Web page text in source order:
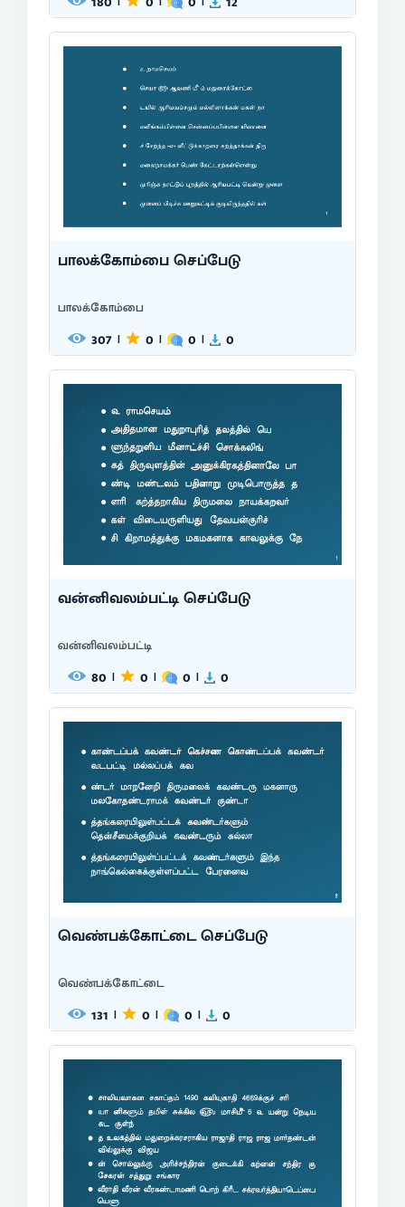
பாலக்கோம்பை செப்பேடு
பாலக்கோம்பை
307 | 0 | 0 | 0
வன்னிவலம்பட்டி செப்பேடு
வன்னிவலம்பட்டி
80 | 0 | 0 | 0
வெண்பக்கோட்டை செப்பேடு
வெண்பக்கோட்டை
131 | 0 | 0 | 0